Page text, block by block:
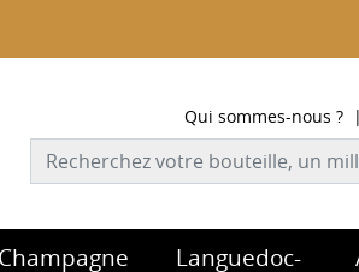
Qui sommes-nous ?|
Champagne
Languedoc-